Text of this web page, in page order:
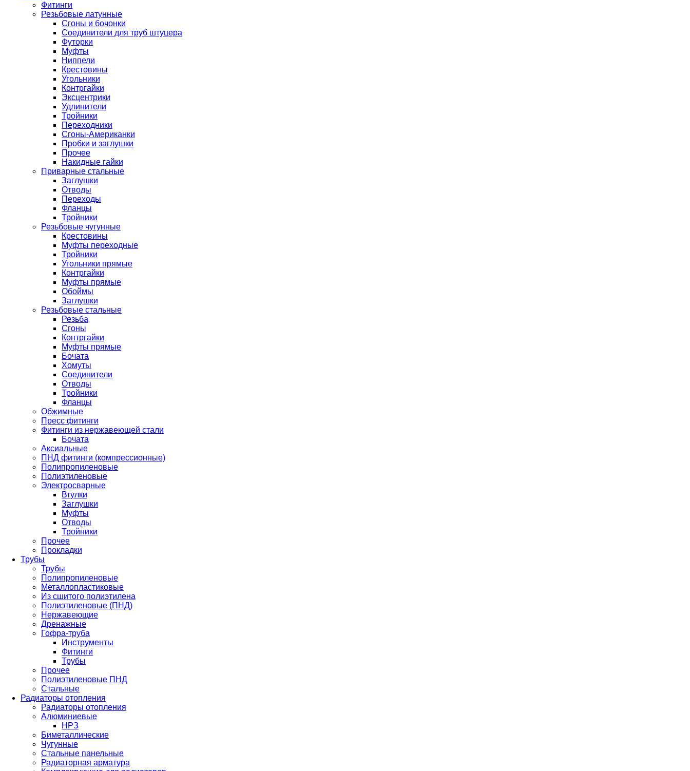
Фитинги
Резьбовые латунные
Сгоны и бочонки
Соединители для труб штуцера
Футорки
Муфты
Ниппели
Крестовины
Угольники
Контргайки
Эксцентрики
Удлинители
Тройники
Переходники
Сгоны-Американки
Пробки и заглушки
Прочее
Накидные гайки
Приварные стальные
Заглушки
Отводы
Переходы
Фланцы
Тройники
Резьбовые чугунные
Крестовины
Муфты переходные
Тройники
Угольники прямые
Контргайки
Муфты прямые
Обоймы
Заглушки
Резьбовые стальные
Резьба
Сгоны
Контргайки
Муфты прямые
Бочата
Хомуты
Соединители
Отводы
Тройники
Фланцы
Обжимные
Пресс фитинги
Фитинги из нержавеющей стали
Бочата
Аксиальные
ПНД фитинги (компрессионные)
Полипропиленовые
Полиэтиленовые
Электросварные
Втулки
Заглушки
Муфты
Отводы
Тройники
Прочее
Прокладки
Трубы
Трубы
Полипропиленовые
Металлопластиковые
Из сшитого полиэтилена
Полиэтиленовые (ПНД)
Нержавеющие
Дренажные
Гофра-труба
Инструменты
Фитинги
Трубы
Прочее
Полиэтиленовые ПНД
Стальные
Радиаторы отопления
Радиаторы отопления
Алюминиевые
НРЗ
Биметаллические
Чугунные
Стальные панельные
Радиаторная арматура